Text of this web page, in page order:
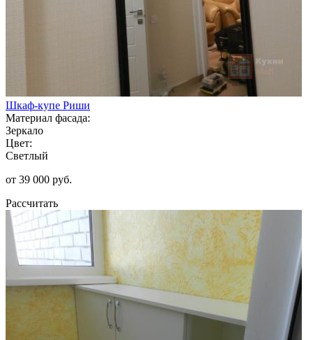
Шкаф-купе Риши
Материал фасада:
Зеркало
Цвет:
Светлый
от 39 000 руб.
Рассчитать